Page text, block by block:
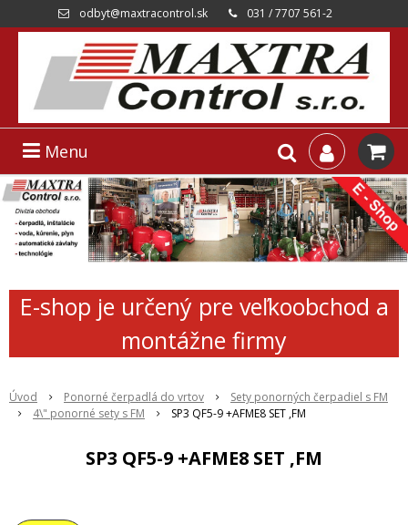
odbyt@maxtracontrol.sk 031 / 7707 561-2
Menu
E-shop je určený pre veľkoobchod a
montážne firmy
Úvod Ponorné čerpadlá do vrtov
Sety ponorných čerpadiel s FM
4\" ponorné sety s FM
SP3 QF5-9 +AFME8 SET ,FM
SP3 QF5-9 +AFME8 SET ,FM